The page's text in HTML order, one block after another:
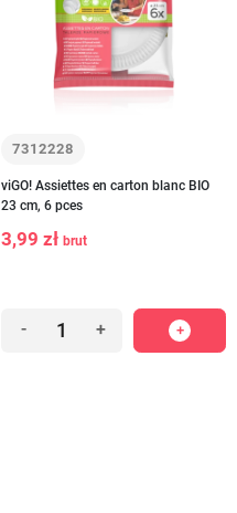
7312228
viGO! Assiettes en carton blanc BIO
23 cm, 6 pces
3,99 zł brut
- +